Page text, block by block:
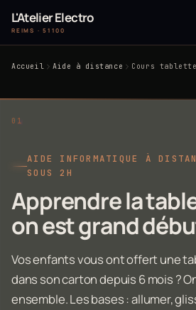
L'Atelier Electro
REIMS · 51100
Accueil Aide à distance Cours
AIDE INFORMATIQUE À
SOUS 2H
Apprendre la
on est grand
Vos enfants vous ont offert une
dans son carton depuis 6 mois ?
ensemble. Les bases : allumer,